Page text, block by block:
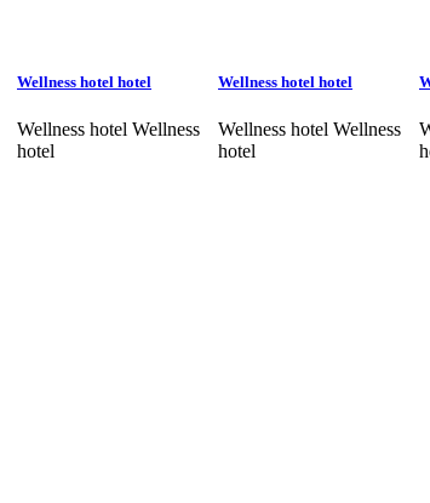
Wellness hotel hotel
Wellness hotel Wellness
hotel
Wellness hotel hotel
Wellness hotel Wellness
hotel